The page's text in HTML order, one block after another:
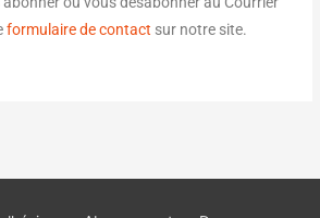
formulaire de contact sur notre site.